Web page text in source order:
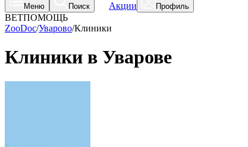
Меню Поиск Акции Профиль
ВЕТПОМОЩЬ
ZooDoc/Уварово/Клиники
Клиники в Уварове